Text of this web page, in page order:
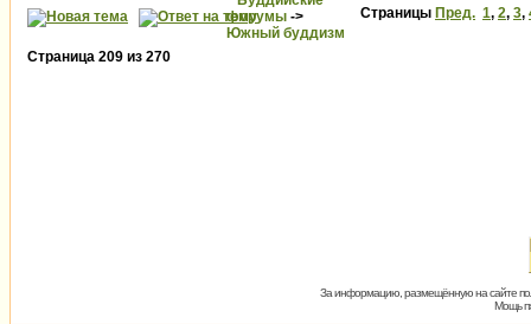
форумы ->
Южный буддизм
Страницы Пред. 1, 2, 3,
Страница 209 из 270
За информацию, размещённую на сайте
Мощь